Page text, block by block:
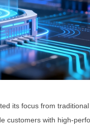
its focus from
customers with high-